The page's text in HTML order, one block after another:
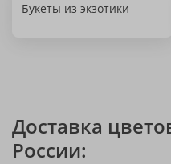
Букеты из экзотики
Доставка
России: